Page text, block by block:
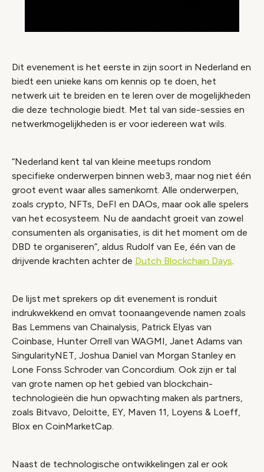
Dit evenement is het eerste in zijn soort in Nederland en
biedt een unieke kans om kennis op te doen, het
netwerk uit te breiden en te leren over de mogelijkheden
die deze technologie biedt. Met tal van side-sessies en
netwerkmogelijkheden is er voor iedereen wat wils.
“Nederland kent tal van kleine meetups rondom
specifieke onderwerpen binnen web3, maar nog niet één
groot event waar alles samenkomt. Alle onderwerpen,
zoals crypto, NFTs, DeFI en DAOs, maar ook alle spelers
van het ecosysteem. Nu de aandacht groeit van zowel
consumenten als organisaties, is dit het moment om de
DBD te organiseren”, aldus Rudolf van Ee, één van de
drijvende krachten achter de Dutch Blockchain Days.
De lijst met sprekers op dit evenement is ronduit
indrukwekkend en omvat toonaangevende namen zoals
Bas Lemmens van Chainalysis, Patrick Elyas van
Coinbase, Hunter Orrell van WAGMI, Janet Adams van
SingularityNET, Joshua Daniel van Morgan Stanley en
Lone Fonss Schroder van Concordium. Ook zijn er tal
van grote namen op het gebied van blockchain-
technologieën die hun opwachting maken als partners,
zoals Bitvavo, Deloitte, EY, Maven 11, Loyens & Loeff,
Blox en CoinMarketCap.
Naast de technologische ontwikkelingen zal er ook